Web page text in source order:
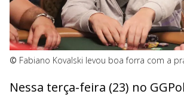
© Fabiano Kovalski levou boa forra com a
Nessa terça-feira (23) no